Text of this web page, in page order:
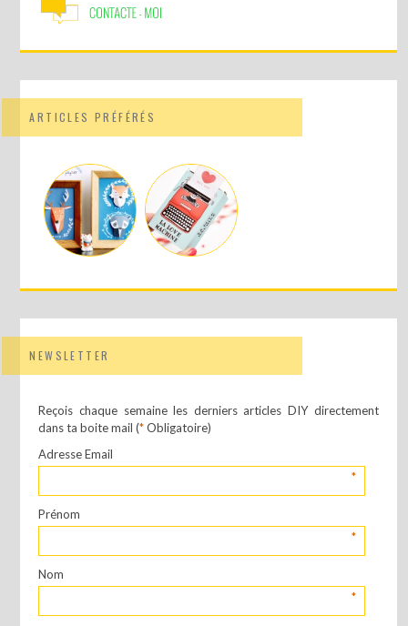
ARTICLES PRÉFÉRÉS
NEWSLETTER
Reçois chaque semaine les derniers articles DIY directement
dans ta boite mail (*Obligatoire)
Adresse Email
*
Prénom
*
Nom
*